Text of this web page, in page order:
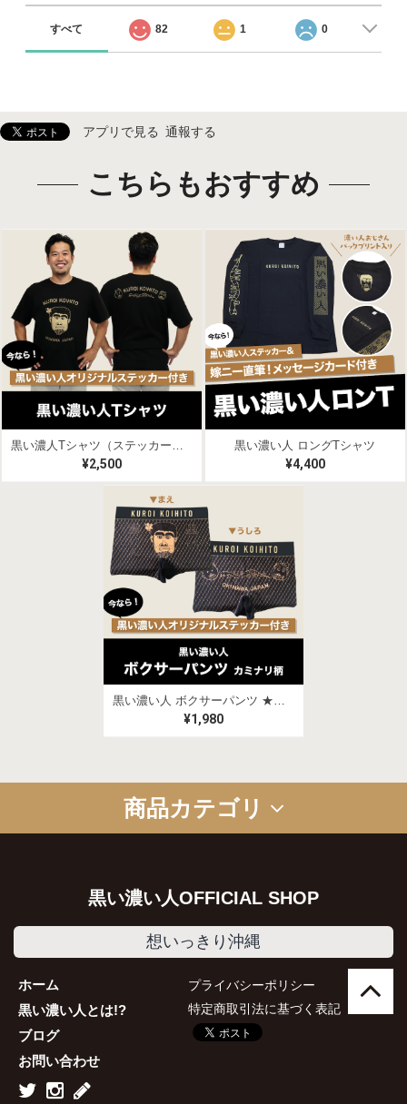
すべて 82 1 0
アプリで見る 通報する
こちらもおすすめ
¥2,500
黒い濃い人 ロングTシャツ
¥4,400
黒い濃い人 ボクサーパンツ ★ステッカー付き
¥1,980
商品カテゴリ
グッズ お菓子 食品 アルコール
黒い濃い人OFFICIAL SHOP
想いっきり沖縄
ホーム
黒い濃い人とは!?
ブログ
お問い合わせ
プライバシーポリシー
特定商取引法に基づく表記